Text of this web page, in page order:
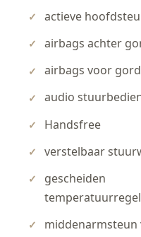
actieve
airbags achter
airbags voor
audio
Handsfree
verstelbaar
gescheiden
middenarmsteun